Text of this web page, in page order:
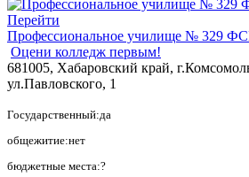
Перейти
Профессиональное училище № 329
Оцени колледж первым!
681005, Хабаровский край,
ул.Павловского, 1
Государственный:да
общежитие:нет
бюджетные места:?